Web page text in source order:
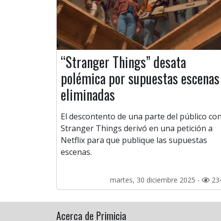
“Stranger Things” desata
polémica por supuestas escenas
eliminadas
El descontento de una parte del público
Stranger Things derivó en una petición a
Netflix para que publique las supuestas
escenas.
martes, 30 diciembre 2025 -
Acerca de Primicia